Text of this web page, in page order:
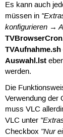
Es kann auch
müssen in
konfigurieren →
TVAufnahme.sh
Auswahl.lst
werden.
Die
Verwendung der
muss VLC
VLC unter
Checkbox "Nur